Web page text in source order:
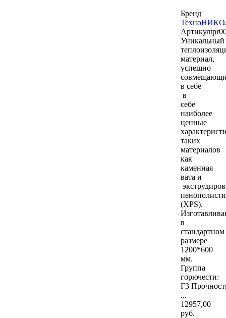
Бренд
Артикул
Уникальный
материал,
успешно
в себе
в
себе
наиболее
ценные
таких
материалов
как
каменная
вата и
(XPS).
в
стандартном
размере
1200*600
мм.
Группа
горючести:
Г3
...
12957,00
руб.